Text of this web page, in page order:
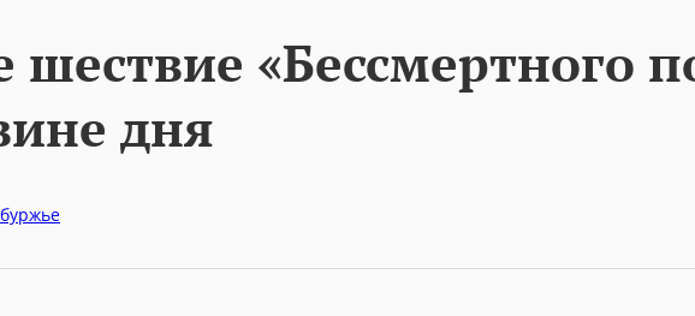
шествие «Бессмертного
дня